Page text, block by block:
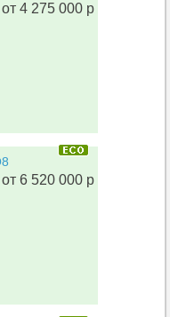
от 4 275 000 р
от 6 520 000 р